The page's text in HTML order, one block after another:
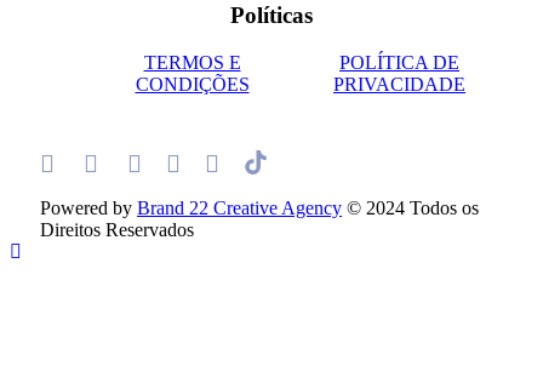
Políticas
TERMOS E
CONDIÇÕES
POLÍTICA DE
PRIVACIDADE
Powered by Brand 22 Creative Agency © 2024 Todos os
Direitos Reservados